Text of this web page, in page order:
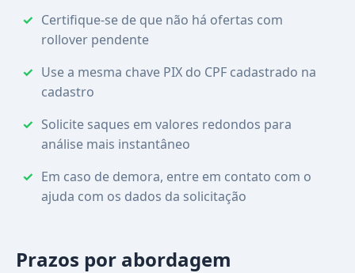
Certifique-se de que não há ofertas com
rollover pendente
Use a mesma chave PIX do CPF cadastrado na
cadastro
Solicite saques em valores redondos para
análise mais instantâneo
Em caso de demora, entre em contato com o
ajuda com os dados da solicitação
Prazos por abordagem